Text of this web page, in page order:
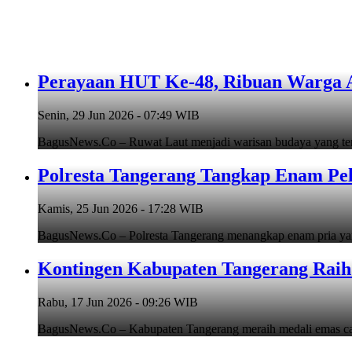
Perayaan HUT Ke-48, Ribuan
Senin, 29 Jun 2026 - 07:49 WIB
BagusNews.Co – Ruwat Laut menjadi warisan budaya yang
Polresta Tangerang Tangkap Enam
Kamis, 25 Jun 2026 - 17:28 WIB
BagusNews.Co – Polresta Tangerang menangkap enam pria
Kontingen Kabupaten Tangerang
Rabu, 17 Jun 2026 - 09:26 WIB
BagusNews.Co – Kabupaten Tangerang meraih medali